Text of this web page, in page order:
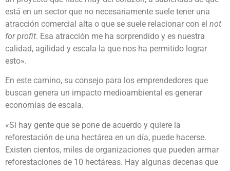
está en un sector que no necesariamente suele tener una
atracción comercial alta o que se suele relacionar con el not
for profit. Esa atracción me ha sorprendido y es nuestra
calidad, agilidad y escala la que nos ha permitido lograr
esto».
En este camino, su consejo para los emprendedores que
buscan genera un impacto medioambiental es generar
economías de escala.
«Si hay gente que se pone de acuerdo y quiere la
reforestación de una hectárea en un día, puede hacerse.
Existen cientos, miles de organizaciones que pueden armar
reforestaciones de 10 hectáreas. Hay algunas decenas que